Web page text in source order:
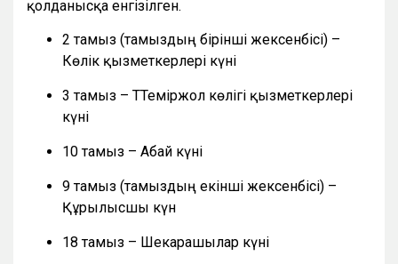
қолданысқа енгізілген.
2 тамыз (тамыздың бірінші жексенбісі) –
Көлік қызметкерлері күні
3 тамыз – ТТеміржол көлігі қызметкерлері
күні
10 тамыз – Абай күні
9 тамыз (тамыздың екінші жексенбісі) –
Құрылысшы күн
18 тамыз – Шекарашылар күні